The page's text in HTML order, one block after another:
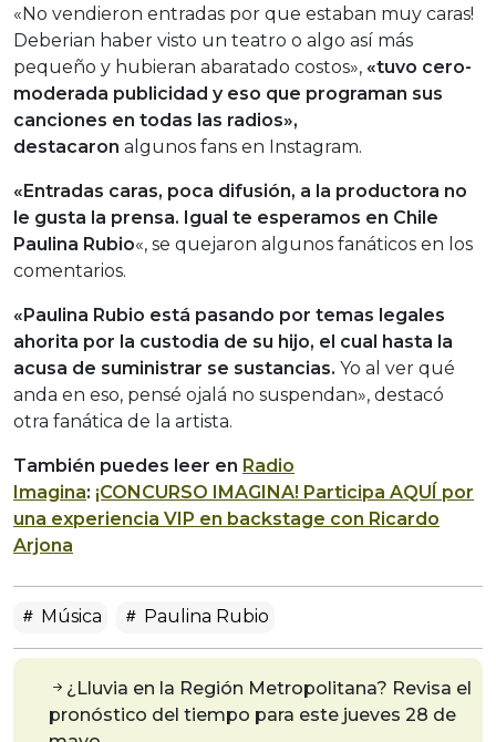
«No vendieron entradas por que estaban muy caras!
Deberian haber visto un teatro o algo así más
pequeño y hubieran abaratado costos», «tuvo cero-
moderada publicidad y eso que programan sus
canciones en todas las radios»,
destacaron algunos fans en Instagram.
«Entradas caras, poca difusión, a la productora no
le gusta la prensa. Igual te esperamos en Chile
Paulina Rubio«, se quejaron algunos fanáticos en los
comentarios.
«Paulina Rubio está pasando por temas legales
ahorita por la custodia de su hijo, el cual hasta la
acusa de suministrar se sustancias. Yo al ver qué
anda en eso, pensé ojalá no suspendan», destacó
otra fanática de la artista.
También puedes leer en Radio
Imagina: ¡CONCURSO IMAGINA! Participa AQUÍ por
una experiencia VIP en backstage con Ricardo
Arjona
Música Paulina Rubio
¿Lluvia en la Región Metropolitana? Revisa el
pronóstico del tiempo para este jueves 28 de